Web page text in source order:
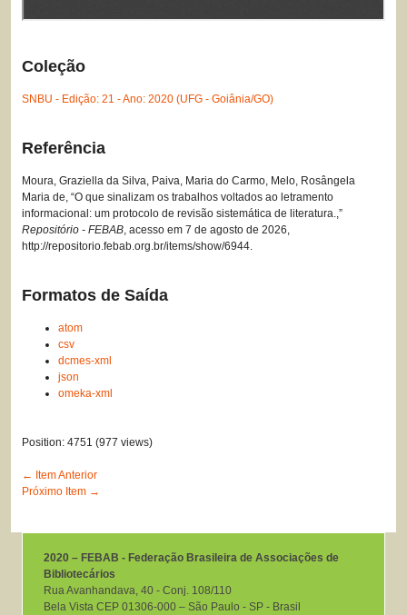
Coleção
SNBU - Edição: 21 - Ano: 2020 (UFG - Goiânia/GO)
Referência
Moura, Graziella da Silva, Paiva, Maria do Carmo, Melo, Rosângela
Maria de, “O que sinalizam os trabalhos voltados ao letramento
informacional: um protocolo de revisão sistemática de literatura.,”
Repositório - FEBAB, acesso em 7 de agosto de 2026,
http://repositorio.febab.org.br/items/show/6944.
Formatos de Saída
atom
csv
dcmes-xml
json
omeka-xml
Position: 4751 (977 views)
← Item Anterior
Próximo Item →
2020 – FEBAB - Federação Brasileira de Associações de
Bibliotecários
Rua Avanhandava, 40 ‐ Conj. 108/110
Bela Vista CEP 01306-000 – São Paulo ‐ SP ‐ Brasil